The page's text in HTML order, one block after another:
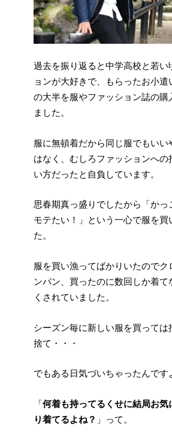
過去を振り返ると中学高校と若い
ョンが大好きで、もらったお小遣
の大半を服やファッション誌の購
ました。
服に無頓着だから同じ服でもいい
はなく、むしろファッションへの
い方だったと自負しています。
思春期真っ盛りでしたから「かっ
モテたい！」という一心で服を買
た。
服を買い漁ってばかりいたのでク
ンパン、買ったのに数回しか着て
くされていました。
シーズン毎に新しい服を買っては
捨て・・・
でもある日気づいちゃったんです
「何着も持ってるくせに結局お気
り着てるよね？ 」って。